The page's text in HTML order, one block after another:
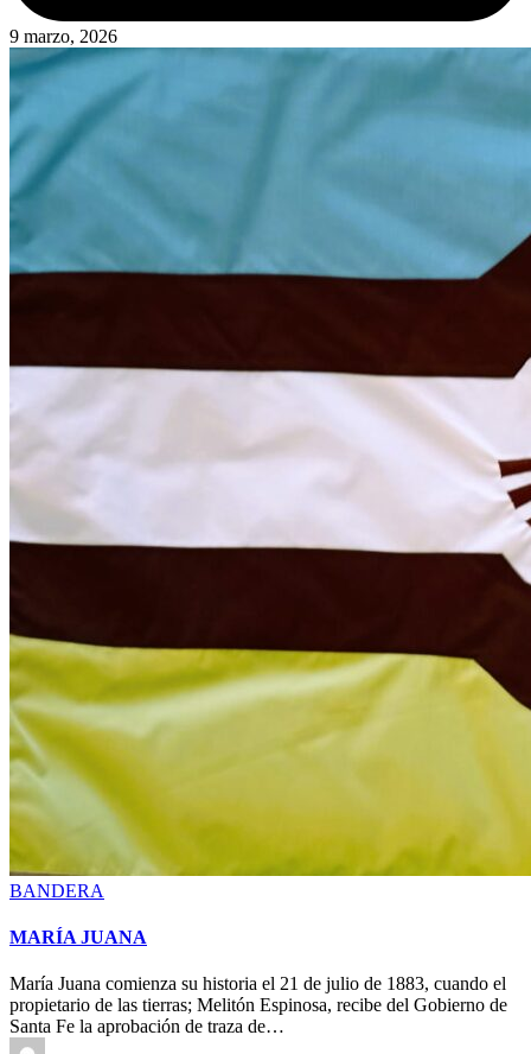
9 marzo, 2026
Posted
BANDERA
MARÍA JUANA
María Juana comienza su historia el 21 de julio de 1883, cuando el
propietario de las tierras; Melitón Espinosa, recibe del Gobierno de
Santa Fe la aprobación de traza de…
Posted